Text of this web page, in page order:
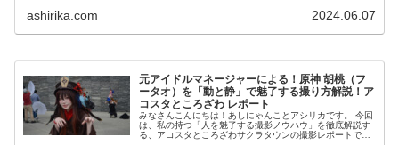
ashirika.com 2024.06.07
元アイドルマネージャーによる！原神 胡桃（フ
ータオ）を「動と静」で魅了する撮り方解説！ア
コスタところざわ レポート
みなさんこんにちは！あしにゃんことアシリカです。 今回
は、私の持つ「人を魅了する撮影ノウハウ」を徹底解説す
る、アコスタところざわサクラタウンの撮影レポートで